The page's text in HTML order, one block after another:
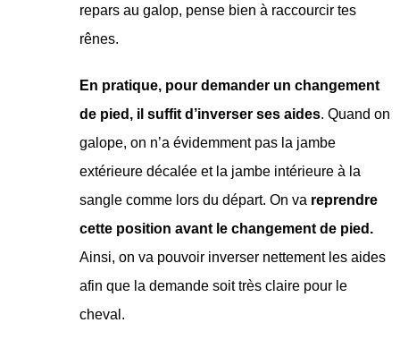
repars au galop, pense bien à raccourcir tes
rênes.
En pratique, pour demander un changement
de pied, il suffit d’inverser ses aides. Quand on
galope, on n’a évidemment pas la jambe
extérieure décalée et la jambe intérieure à la
sangle comme lors du départ. On va reprendre
cette position avant le changement de pied.
Ainsi, on va pouvoir inverser nettement les aides
afin que la demande soit très claire pour le
cheval.